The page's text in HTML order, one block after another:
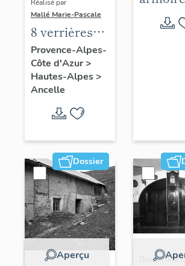
Réalisé par
Mallé Marie-Pascale
8 verrières
(verrière
géométrique,
verrière à
verrière
Provence-Alpes-
Côte d'Azur>
Hautes-Alpes>
Ancelle
Dossier
Aperçu
Dossier